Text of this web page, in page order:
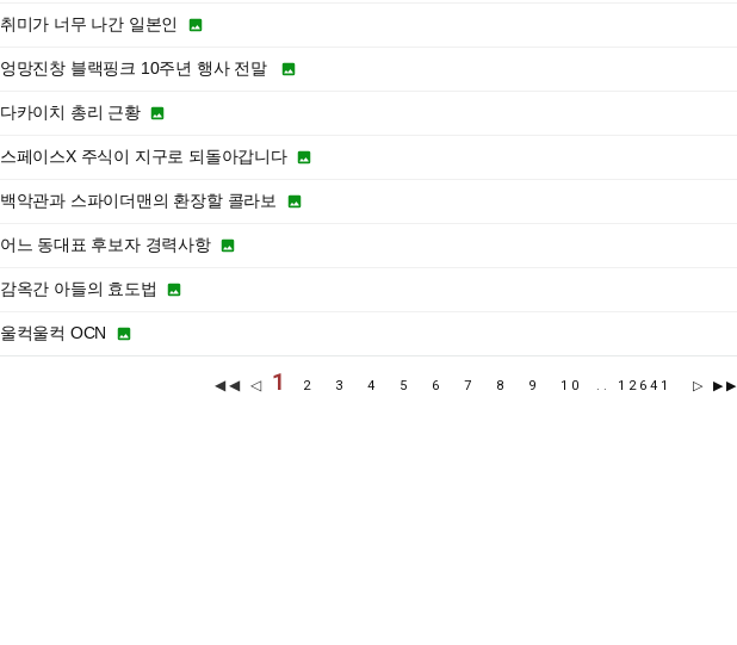
취미가 너무 나간 일본인 
엉망진창 블랙핑크 10주년 행사 전말 
다카이치 총리 근황 
스페이스X 주식이 지구로 되돌아갑니다 
백악관과 스파이더맨의 환장할 콜라보 
어느 동대표 후보자 경력사항 
감옥간 아들의 효도법 
울컥울컥 OCN 
◀◀ ◁ 1 2 3 4 5 6 7 8 9 10 .. 12641 ▷ ▶▶